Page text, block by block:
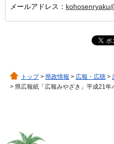
メールアドレス：
トップ> 県政情報 > 広報・広聴 >
> 県広報紙「広報みやざき」平成21年